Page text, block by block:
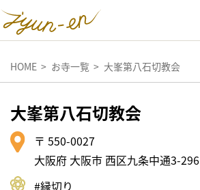
HOME お寺一覧 大峯第八石切教会
大峯第八石切教会
〒 550-0027
大阪府 大阪市 西区九条中通3-296
#縁切り